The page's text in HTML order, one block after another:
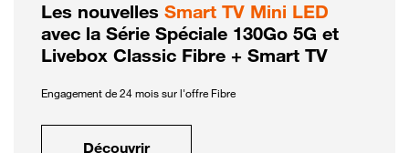
Les nouvelles Smart TV Mini LED
avec la Série Spéciale 130Go 5G et
Livebox Classic Fibre + Smart TV
Engagement de 24 mois sur l'offre Fibre
Découvrir